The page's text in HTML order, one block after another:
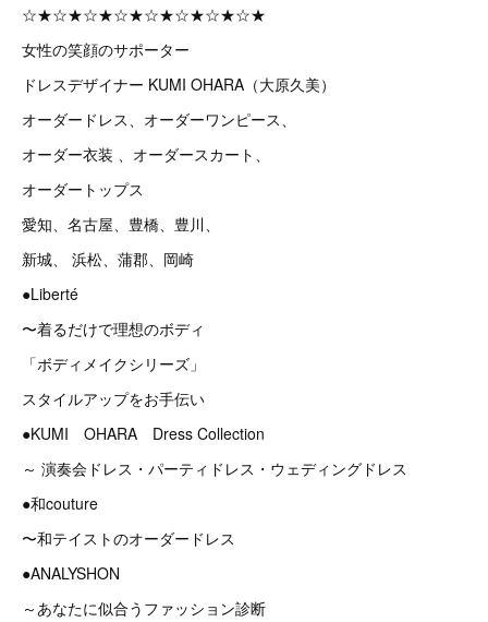
☆★☆★☆★☆★☆★☆★☆★☆★
女性の笑顔のサポーター
ドレスデザイナー KUMI OHARA（大原久美）
オーダードレス、オーダーワンピース、
オーダー衣装 、オーダースカート、
オーダートップス
愛知、名古屋、豊橋、豊川、
新城、 浜松、蒲郡、岡崎
●Liberté
〜着るだけで理想のボディ
「ボディメイクシリーズ」
スタイルアップをお手伝い
●KUMI OHARA Dress Collection
～ 演奏会ドレス・パーティドレス・ウェディングドレス
●和couture
〜和テイストのオーダードレス
●ANALYSHON
～あなたに似合うファッション診断